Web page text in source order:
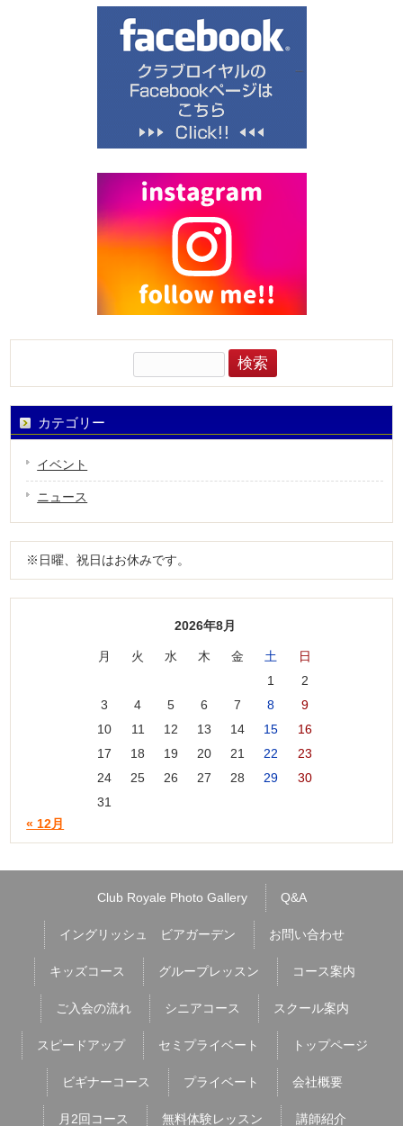
検
索:
カテゴリー
イベント
ニュース
※日曜、祝日はお休みです。
2026年8月
月 火 水 木 金 土
日
1
2
3
4 5 6 7 8
9
10
11 12 13 14 15
16
17
18 19 20 21 22
23
24
25 26 27 28 29
30
31
« 12月
Club Royale Photo Gallery Q&A
イングリッシュ ビアガーデン お問い合わせ
キッズコース グループレッスン コース案内
ご入会の流れ シニアコース スクール案内
スピードアップ セミプライベート トップページ
ビギナーコース プライベート 会社概要
月2回コース 無料体験レッスン 講師紹介